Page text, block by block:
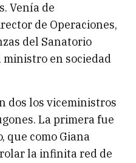
Venía de
de Operaciones,
del Sanatorio
ministro en sociedad
dos los viceministros
La primera fue
que como Giana
la infinita red de